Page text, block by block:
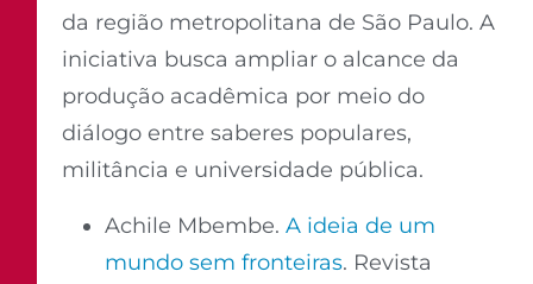
da região metropolitana de São Paulo. A
iniciativa busca ampliar o alcance da
produção acadêmica por meio do
diálogo entre saberes populares,
militância e universidade pública.
Achile Mbembe.A ideia de um
mundo sem fronteiras. Revista